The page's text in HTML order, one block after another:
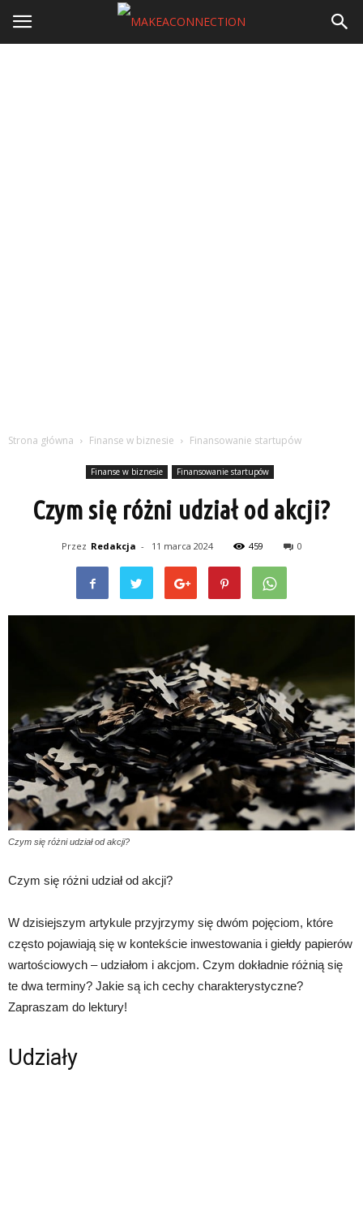
Strona główna Finanse w biznesie Finansowanie startupów
Finanse w biznesie Finansowanie startupów
Czym się różni udział od akcji?
Przez Redakcja - 11 marca 2024 459 0
Czym się różni udział od akcji?
Czym się różni udział od akcji?
W dzisiejszym artykule przyjrzymy się dwóm pojęciom, które
często pojawiają się w kontekście inwestowania i giełdy papierów
wartościowych – udziałom i akcjom. Czym dokładnie różnią się
te dwa terminy? Jakie są ich cechy charakterystyczne?
Zapraszam do lektury!
Udziały